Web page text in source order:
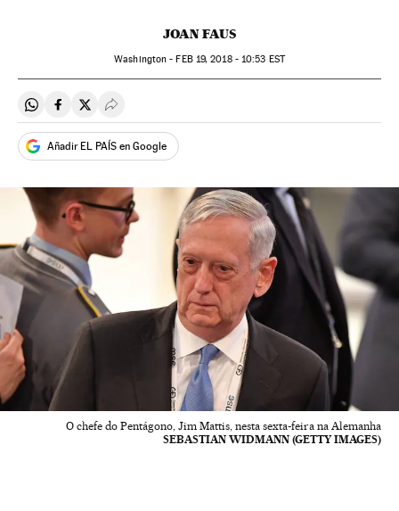
JOAN FAUS
Washington -FEB19, 2018 - 10:53 EST
Compartir en Whatsapp
Compartir en Facebook
Compartir en Twitter
Desplegar Redes Sociales
Añadir EL PAÍS en Google
O chefe do Pentágono, Jim Mattis, nesta sexta-feira na Alemanha
SEBASTIAN WIDMANN (GETTY IMAGES)